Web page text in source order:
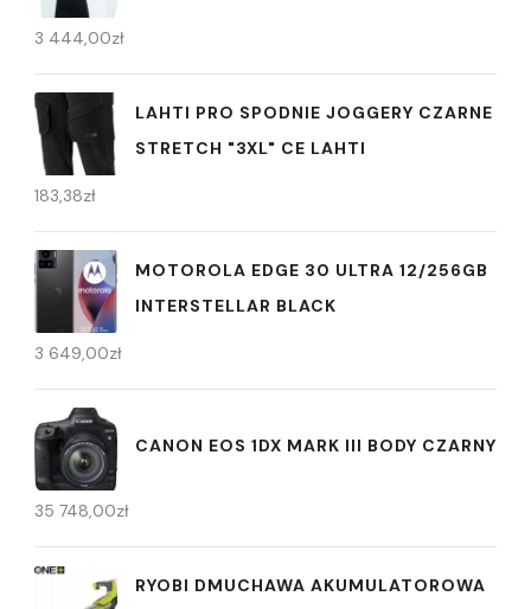
3 444,00zł
LAHTI PRO SPODNIE JOGGERY CZARNE
STRETCH "3XL" CE LAHTI
183,38zł
MOTOROLA EDGE 30 ULTRA 12/256GB
INTERSTELLAR BLACK
3 649,00zł
CANON EOS 1DX MARK III BODY CZARNY
35 748,00zł
RYOBI DMUCHAWA AKUMULATOROWA